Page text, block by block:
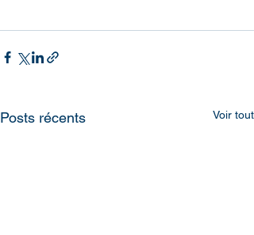
Posts récents Voir tout